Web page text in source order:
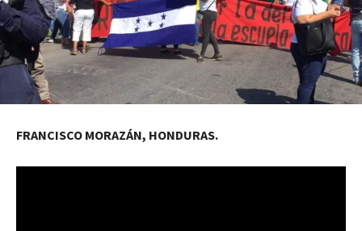
FRANCISCO MORAZÁN, HONDURAS.